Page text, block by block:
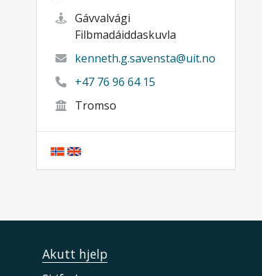
Gávvalvági
Filbmadáiddaskuvla
kenneth.g.savensta@uit.no
+47 76 96 64 15
Tromso
Akutt hjelp